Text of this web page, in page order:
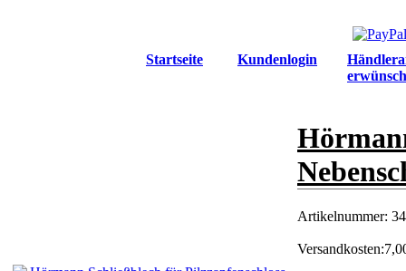
Startseite Kundenlogin
Artikelnummer:
Versandkosten: